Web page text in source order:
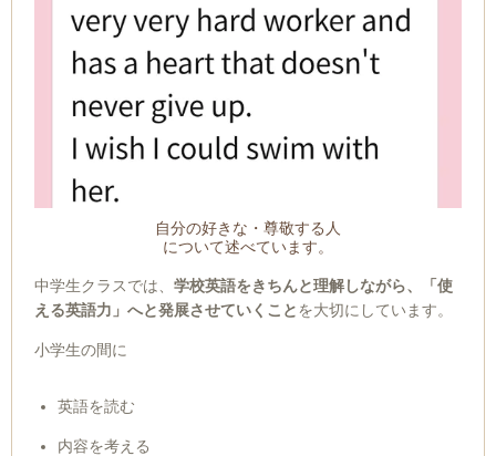
自分の好きな・尊敬する人
について述べています。
中学生クラスでは、 学校英語をきちんと理解しながら、「使
える英語力」へと発展させていくことを大切にしています。
小学生の間に
英語を読む
内容を考える